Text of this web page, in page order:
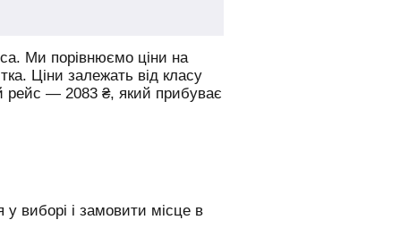
Ми порівнюємо ціни на
Ціни залежать від класу
рейс — 2083 ₴, який прибуває